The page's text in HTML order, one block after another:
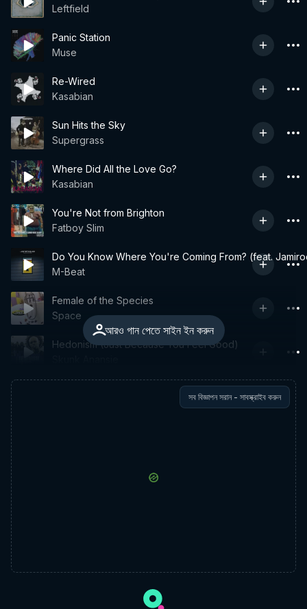
Leftfield
Panic Station
Muse
Re-Wired
Kasabian
Sun Hits the Sky
Supergrass
Where Did All the Love Go?
Kasabian
You're Not from Brighton
Fatboy Slim
Do You Know Where You're Coming From? (feat.
M-Beat
আরও গান পেতে সাইন ইন করুন
Female of the Species
Space
Hedonism (Just Because You Feel Good)
সব বিজ্ঞাপন সরান - সাবস্ক্রাইব করুন